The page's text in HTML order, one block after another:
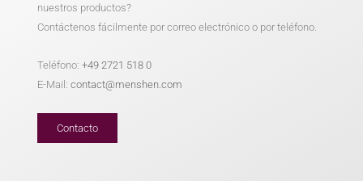
nuestros productos?
Contáctenos fácilmente por correo electrónico o por teléfono.
Teléfono:+49 2721 518 0
E-Mail:contact@menshen.com
Contacto